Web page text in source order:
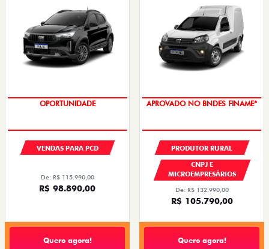
OPORTUNIDADE
VENDAS PARA PCD
De: R$ 115.990,00
R$ 98.890,00
Quero agora!
APROVADO NO BNDES FINAME*
PRODUTOR RURAL
CNPJ E
MICROEMPRESÁRIOS
De: R$ 132.990,00
R$ 105.790,00
Quero agora!